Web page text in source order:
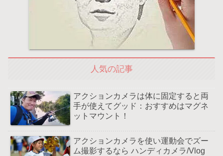
人気の記事
アクションカメラは体に固定すると両
手が使えてグッド：おすすめはマグネ
ットマウント！
アクションカメラを使い運動会でズー
ム撮影するなら ハンディカメラ/Vlog